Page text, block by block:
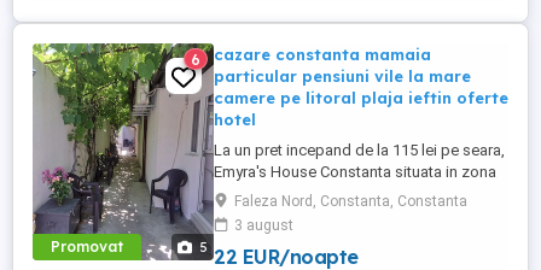
Promovat 5
6
cazare constanta mamaia
particular pensiuni vile la mare
camere pe litoral plaja ieftin oferte
hotel
La un pret incepand de la 115 lei pe seara,
Emyra's House Constanta situata in zona
centrala Faleza Nord a orasului Constanta
la 5 minute de mers pe jos de plajele
Constantei, langa bulevardul Mamaia ce
leaga gara autogara de statiunea Mamaia,
Faleza Nord, Constanta, Constanta
3 august
22 EUR/noapte